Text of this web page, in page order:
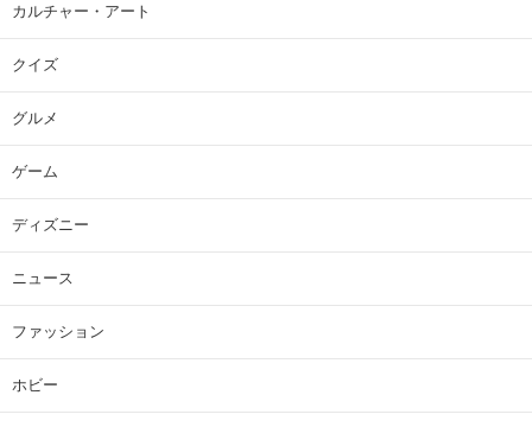
カルチャー・アート
クイズ
グルメ
ゲーム
ディズニー
ニュース
ファッション
ホビー